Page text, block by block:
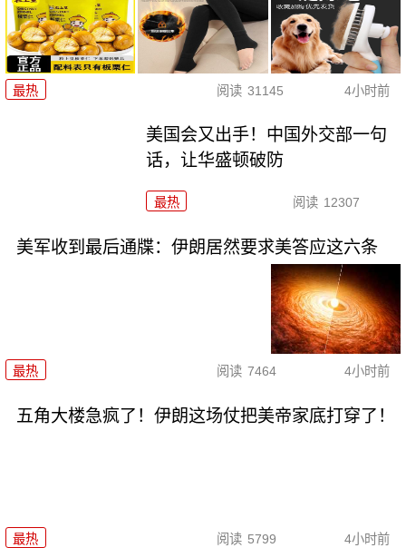
最热 阅读 31145 4小时前
美国会又出手！中国外交部一句
话，让华盛顿破防
最热 阅读 12307
美军收到最后通牒：伊朗居然要求美答应这六条
最热 阅读 7464 4小时前
五角大楼急疯了！伊朗这场仗把美帝家底打穿了！
最热 阅读 5799 4小时前